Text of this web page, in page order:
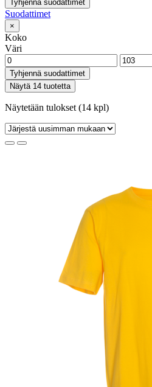
Tyhjennä suodattimet
Suodattimet
×
Koko
Väri
Tyhjennä suodattimet
Näytä 14 tuotetta
Näytetään tulokset (14 kpl)